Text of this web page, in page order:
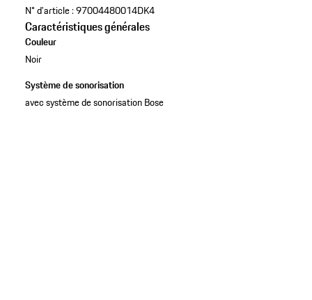
N° d'article :97004480014DK4
Caractéristiques générales
Couleur
Noir
Système de sonorisation
avec système de sonorisation Bose